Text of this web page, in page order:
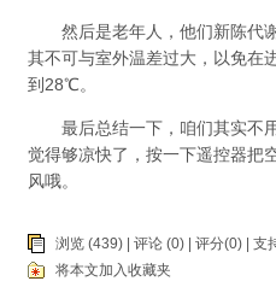
然后是老年人，他们新陈代谢
其不可与室外温差过大，以免在
到28℃。
最后总结一下，咱们其实不用
觉得够凉快了，按一下遥控器把
风哦。
浏览 (439) | 评论 (0) | 评分(0) | 支
将本文加入收藏夹